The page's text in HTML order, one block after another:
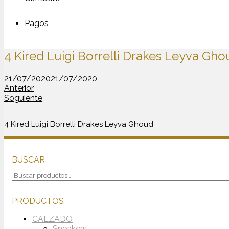
Pagos
4 Kired Luigi Borrelli Drakes Leyva
21/07/202021/07/2020
Anterior
Soguiente
4 Kired Luigi Borrelli Drakes Leyva Ghoud
BUSCAR
Buscar
por:
PRODUCTOS
CALZADO